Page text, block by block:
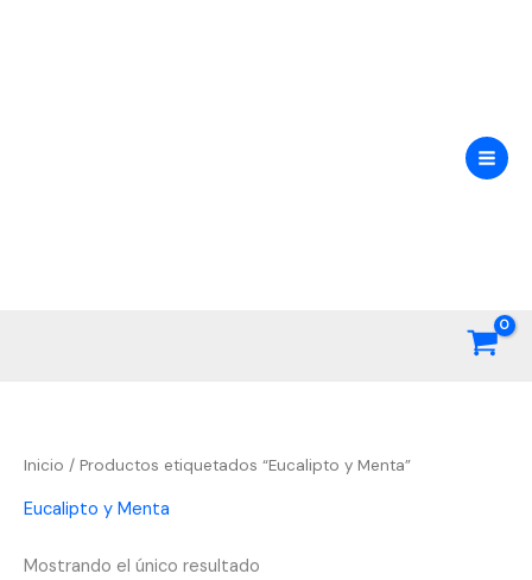
Inicio / Productos etiquetados “Eucalipto y Menta”
Eucalipto y Menta
Mostrando el único resultado